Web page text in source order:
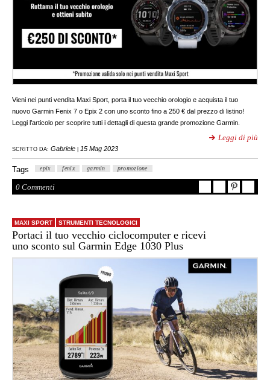
Vieni nei punti vendita Maxi Sport, porta il tuo vecchio orologio e acquista il tuo
nuovo Garmin Fenix 7 o Epix 2 con uno sconto fino a 250 € dal prezzo di listino!
Leggi l’articolo per scoprire tutti i dettagli di questa grande promozione Garmin.
Leggi di più
SCRITTO DA: Gabriele 15 Mag 2023
Tags epix fenix garmin promozione
0 Commenti
MAXI SPORT STRUMENTI TECNOLOGICI
Portaci il tuo vecchio ciclocomputer e ricevi
uno sconto sul Garmin Edge 1030 Plus